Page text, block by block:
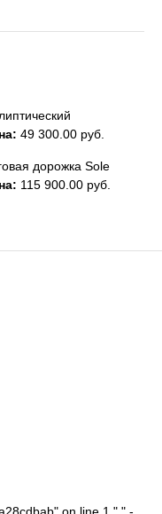
49 300.00 руб.
дорожка Sole
115 900.00 руб.